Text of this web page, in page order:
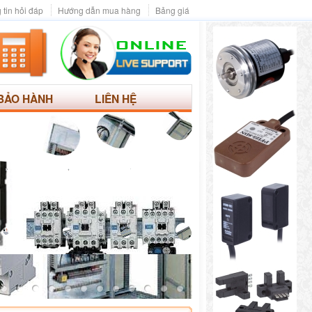
Bảng giá
Hướng dẫn mua hàng
tin hỏi đáp
HÀNH LIÊN HỆ